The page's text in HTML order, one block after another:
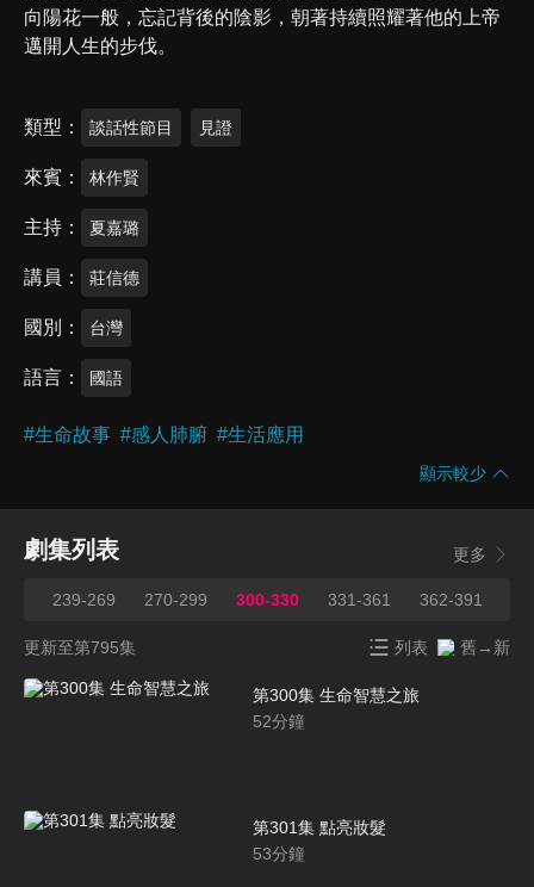
向陽花一般，忘記背後的陰影，朝著持續照耀著他的上帝
邁開人生的步伐。
類型 談話性節目 見證
來賓 林作賢
主持 夏嘉璐
講員 莊信德
國別 台灣
語言 國語
#生命故事 #感人肺腑 #生活應用
顯示較少
劇集列表 更多
239-269 270-299 300-330 331-361 362-391
更新至第795集 列表 舊→新
第300集 生命智慧之旅
52分鐘
第301集 點亮妝髮
53分鐘